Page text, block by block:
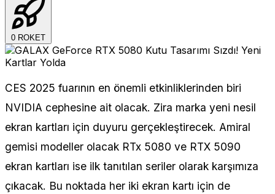
0 ROKET
CES 2025 fuarının en önemli etkinliklerinden biri
NVIDIA cephesine ait olacak. Zira marka yeni nesil
ekran kartları için duyuru gerçekleştirecek. Amiral
gemisi modeller olacak RTx 5080 ve RTX 5090
ekran kartları ise ilk tanıtılan seriler olarak karşımıza
çıkacak. Bu noktada her iki ekran kartı için de